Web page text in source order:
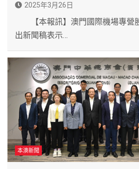
2025年3月26日
【本報訊】澳門國際機場專營
出新聞稿表示…
本澳新聞